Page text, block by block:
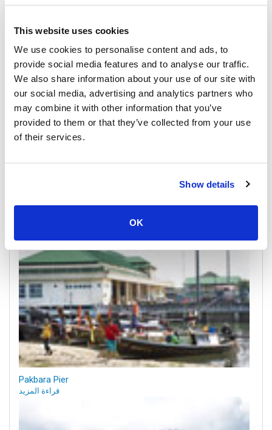
This website uses cookies
We use cookies to personalise content and ads, to
provide social media features and to analyse our traffic.
We also share information about your use of our site with
our social media, advertising and analytics partners who
may combine it with other information that you’ve
provided to them or that they’ve collected from your use
of their services.
Show details
OK
All Prices & Schedules
Pakbara Pier
قراءة المزيد